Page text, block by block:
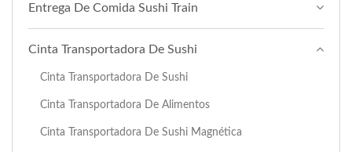
Entrega De Comida Sushi Train
Cinta Transportadora De Sushi
Cinta Transportadora De Sushi
Cinta Transportadora De Alimentos
Cinta Transportadora De Sushi Magnética